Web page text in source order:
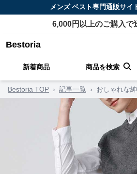
メンズ ベスト専門通販サイ
6,000円以上のご購入で
Bestoria
新着商品 商品を検索
Bestoria TOP › 記事一覧 › おしゃれな